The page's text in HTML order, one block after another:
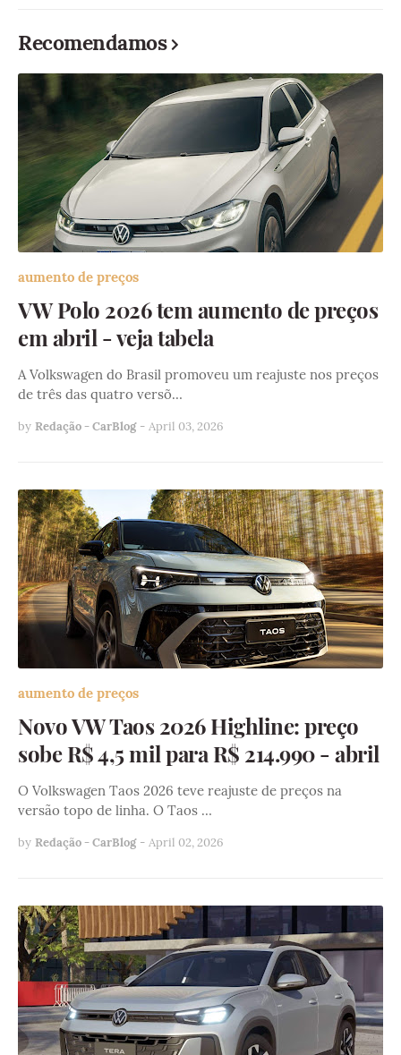
Recomendamos
aumento de preços
VW Polo 2026 tem aumento de preços
em abril - veja tabela
A Volkswagen do Brasil promoveu um reajuste nos preços
de três das quatro versõ…
by Redação - CarBlog - April 03, 2026
aumento de preços
Novo VW Taos 2026 Highline: preço
sobe R$ 4,5 mil para R$ 214.990 - abril
O Volkswagen Taos 2026 teve reajuste de preços na
versão topo de linha. O Taos …
by Redação - CarBlog - April 02, 2026